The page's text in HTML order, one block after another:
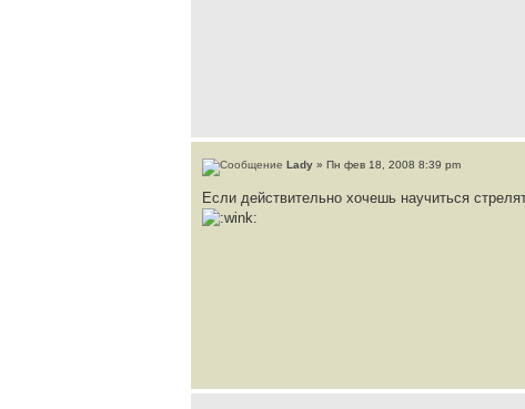
Lady » Пн фев 18, 2008 8:39 pm
Если действительно хочешь научиться